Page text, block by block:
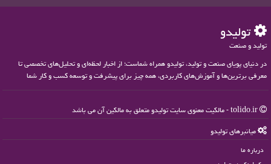
تولیدو
تولید و صنعت
در دنیای پویای صنعت و تولید، تولیدو همراه شماست؛ از اخبار لحظه‌ای و تحلیل‌های تخصصی تا
معرفی برترین‌ها و آموزش‌های کاربردی، همه چیز برای پیشرفت و توسعه کسب و کار شما
میانبرهای تولیدو
درباره ما